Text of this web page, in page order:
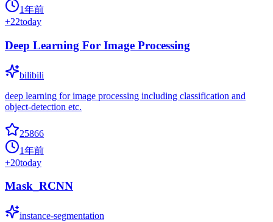
1年前
+22today
Deep Learning For Image Processing
bilibili
deep learning for image processing including classification and
object-detection etc.
25866
1年前
+20today
Mask_RCNN
instance-segmentation